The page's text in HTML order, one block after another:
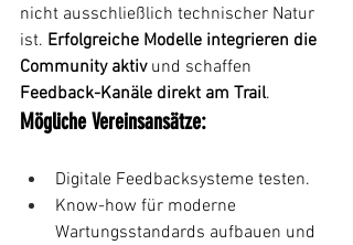
nicht ausschließlich technischer Natur
ist. Erfolgreiche Modelle integrieren die
Community aktiv und schaffen
Feedback-Kanäle direkt am Trail.
Mögliche Vereinsansätze:
Digitale Feedbacksysteme testen.
Know-how für moderne
Wartungsstandards aufbauen und